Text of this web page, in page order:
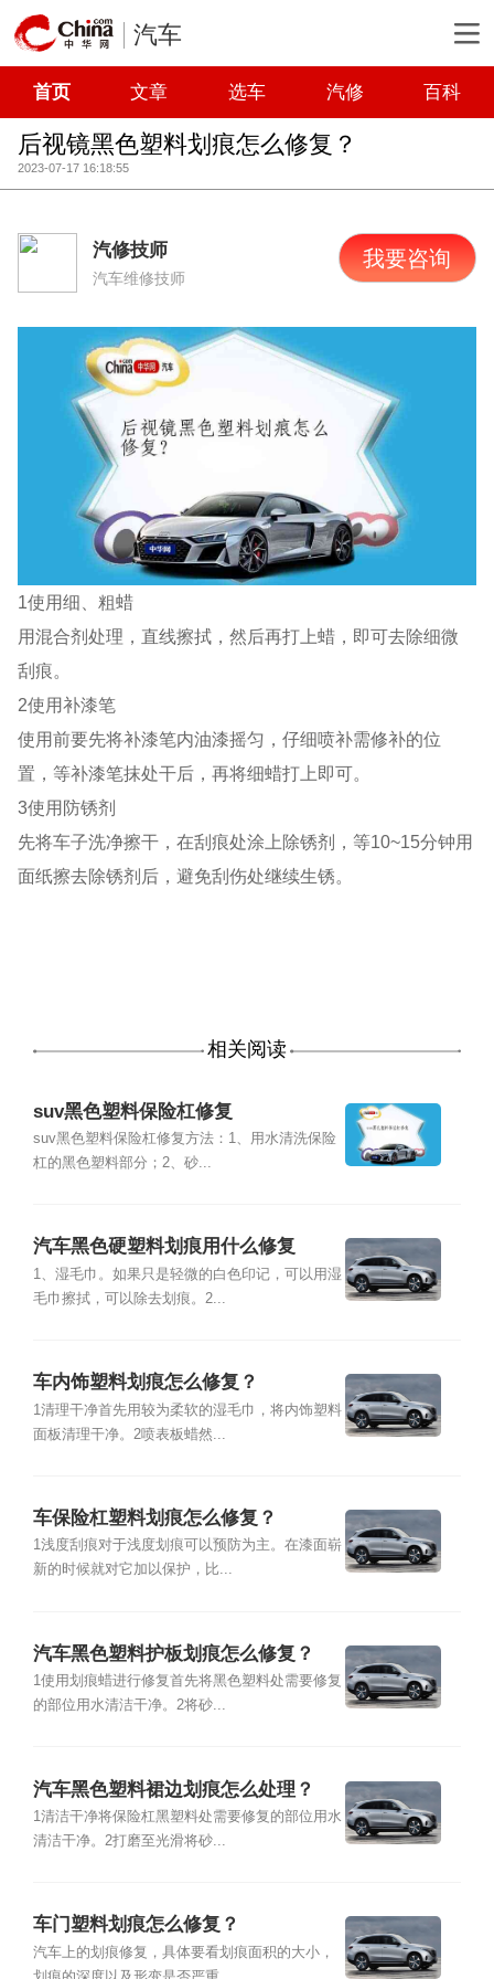
汽车
首页 文章 选车 汽修 百科
后视镜黑色塑料划痕怎么修复？
2023-07-17 16:18:55
汽修技师
汽车维修技师
我要咨询
1使用细、粗蜡
用混合剂处理，直线擦拭，然后再打上蜡，即可去除细微
刮痕。
2使用补漆笔
使用前要先将补漆笔内油漆摇匀，仔细喷补需修补的位
置，等补漆笔抹处干后，再将细蜡打上即可。
3使用防锈剂
先将车子洗净擦干，在刮痕处涂上除锈剂，等10~15分钟用
面纸擦去除锈剂后，避免刮伤处继续生锈。
相关阅读
suv黑色塑料保险杠修复
suv黑色塑料保险杠修复方法：1、用水清洗保险
杠的黑色塑料部分；2、砂...
汽车黑色硬塑料划痕用什么修复
1、湿毛巾。如果只是轻微的白色印记，可以用湿
毛巾擦拭，可以除去划痕。2...
车内饰塑料划痕怎么修复？
1清理干净首先用较为柔软的湿毛巾，将内饰塑料
面板清理干净。2喷表板蜡然...
车保险杠塑料划痕怎么修复？
1浅度刮痕对于浅度划痕可以预防为主。在漆面崭
新的时候就对它加以保护，比...
汽车黑色塑料护板划痕怎么修复？
1使用划痕蜡进行修复首先将黑色塑料处需要修复
的部位用水清洁干净。2将砂...
汽车黑色塑料裙边划痕怎么处理？
1清洁干净将保险杠黑塑料处需要修复的部位用水
清洁干净。2打磨至光滑将砂...
车门塑料划痕怎么修复？
汽车上的划痕修复，具体要看划痕面积的大小，